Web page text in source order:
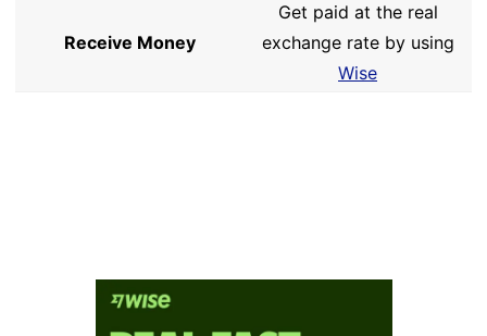
Receive Money
Get paid at the real
exchange rate by using
Wise